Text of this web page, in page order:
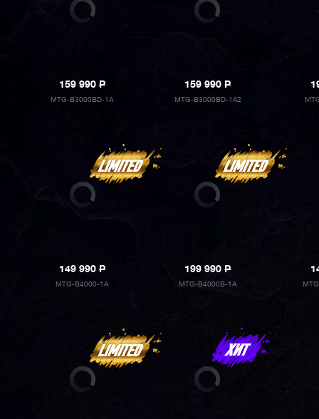
159 990P
MTG-B3000BD-1A
159 990P
MTG-B3000BD-1A2
149 990P
MTG-B4000-1A
199 990P
MTG-B4000B-1A